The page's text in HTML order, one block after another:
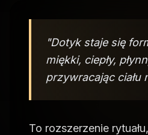
"Dotyk staje się
miękki, ciepły,
przywracając ciału
To rozszerzenie